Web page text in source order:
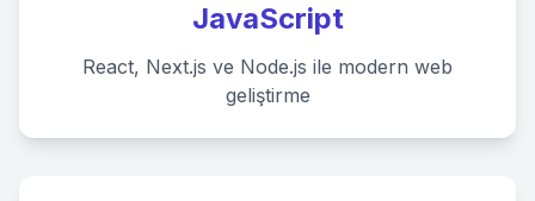
JavaScript
React, Next.js ve Node.js ile modern web
geliştirme